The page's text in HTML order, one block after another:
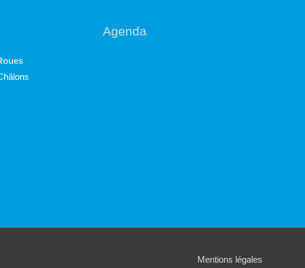
Agenda
Mentions légales